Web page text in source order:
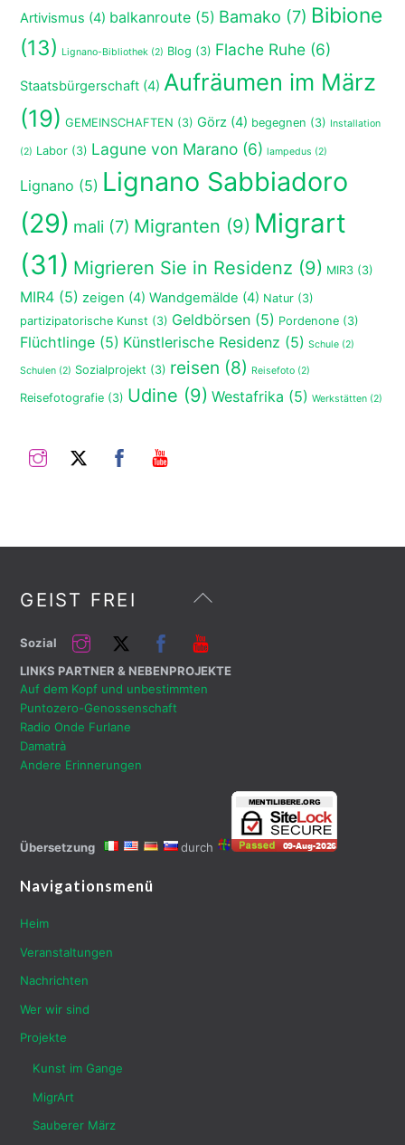
Artivismus (4) balkanroute (5) Bamako (7) Bibione
(13) Lignano-Bibliothek (2) Blog (3) Flache Ruhe (6)
Staatsbürgerschaft (4) Aufräumen im März
(19) GEMEINSCHAFTEN (3) Görz (4) begegnen (3) Installation
(2) Labor (3) Lagune von Marano (6) lampedus (2)
Lignano (5) Lignano Sabbiadoro
(29) mali (7) Migranten (9) Migrart
(31) Migrieren Sie in Residenz (9) MIR3 (3)
MIR4 (5) zeigen (4) Wandgemälde (4) Natur (3)
partizipatorische Kunst (3) Geldbörsen (5) Pordenone (3)
Flüchtlinge (5) Künstlerische Residenz (5) Schule (2)
Schulen (2) Sozialprojekt (3) reisen (8) Reisefoto (2)
Reisefotografie (3) Udine (9) Westafrika (5) Werkstätten (2)
Zurück
GEIST FREI
Sozial
LINKS PARTNER & NEBENPROJEKTE
Auf dem Kopf und unbestimmten
Puntozero-Genossenschaft
Radio Onde Furlane
Damatrà
Andere Erinnerungen
Übersetzung durch
Navigationsmenü
Heim
Veranstaltungen
Nachrichten
Wer wir sind
Projekte
Kunst im Gange
MigrArt
Sauberer März